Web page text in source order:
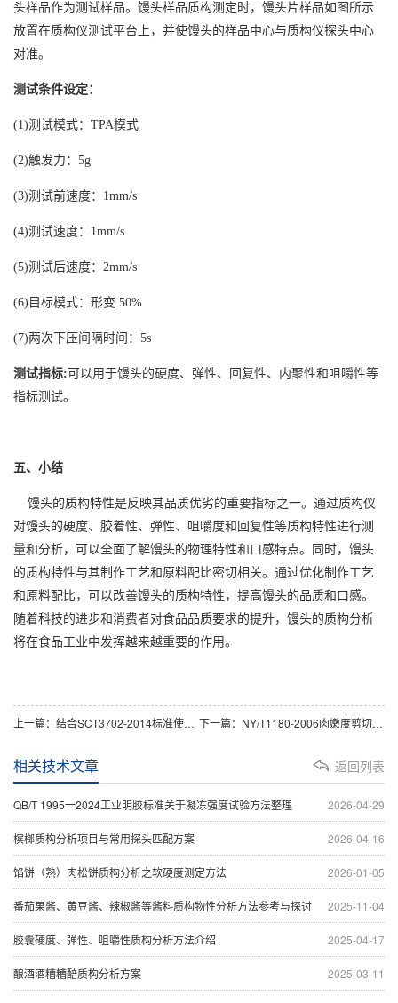
头样品作为测试样品。馒头样品质构测定时，馒头片样品如图所示
放置在质构仪测试平台上，并使馒头的样品中心与质构仪探头中心
对准。
测试条件设定：
(1)测试模式：TPA模式
(2)触发力：5g
(3)测试前速度：1mm/s
(4)测试速度：1mm/s
(5)测试后速度：2mm/s
(6)目标模式：形变 50%
(7)两次下压间隔时间：5s
测试指标: 可以用于馒头的硬度、弹性、回复性、内聚性和咀嚼性等
指标测试。
五、小结
馒头的质构特性是反映其品质优劣的重要指标之一。通过质构仪
对馒头的硬度、胶着性、弹性、咀嚼度和回复性等质构特性进行测
量和分析，可以全面了解馒头的物理特性和口感特点。同时，馒头
的质构特性与其制作工艺和原料配比密切相关。通过优化制作工艺
和原料配比，可以改善馒头的质构特性，提高馒头的品质和口感。
随着科技的进步和消费者对食品品质要求的提升，馒头的质构分析
将在食品工业中发挥越来越重要的作用。
上一篇：结合SCT3702-2014标准使用冷冻鱼糜凝胶强度质构仪开展弹性试验方法介绍 下一篇：NY/T1180-2006肉嫩度剪切力测定法标准对肉质取样、试验刀槽、方法的要求
返回列表
相关技术文章
2026-04-29
QB/T 1995一2024工业明胶标准关于凝冻强度试验方法整理
2026-04-16
槟榔质构分析项目与常用探头匹配方案
2026-01-05
馅饼（熟）肉松饼质构分析之软硬度测定方法
2025-11-04
番茄果酱、黄豆酱、辣椒酱等酱料质构物性分析方法参考与探讨
2025-04-17
胶囊硬度、弹性、咀嚼性质构分析方法介绍
2025-03-11
酿酒酒糟糟醅质构分析方案